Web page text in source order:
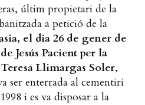
últim propietari de la
a petició de la
el dia 26 de gener de
Jesús Pacient per la
Llimargas Soler,
ser enterrada al cementiri
i es va disposar a la